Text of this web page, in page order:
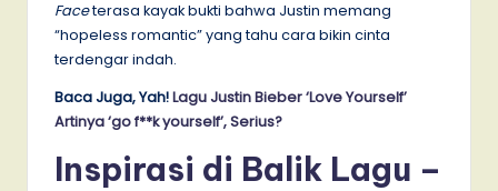
Faceterasa kayak bukti bahwa Justin memang
“hopeless romantic” yang tahu cara bikin cinta
terdengar indah.
Baca Juga, Yah!Lagu Justin Bieber ‘Love Yourself’
Artinya ‘go f**k yourself’, Serius?
Inspirasi di Balik Lagu –